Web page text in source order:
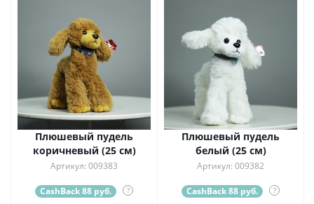
Плюшевый пудель
коричневый (25 см)
Артикул: 009383
CashBack 88 руб. ?
Плюшевый пудель
белый (25 см)
Артикул: 009382
CashBack 88 руб. ?